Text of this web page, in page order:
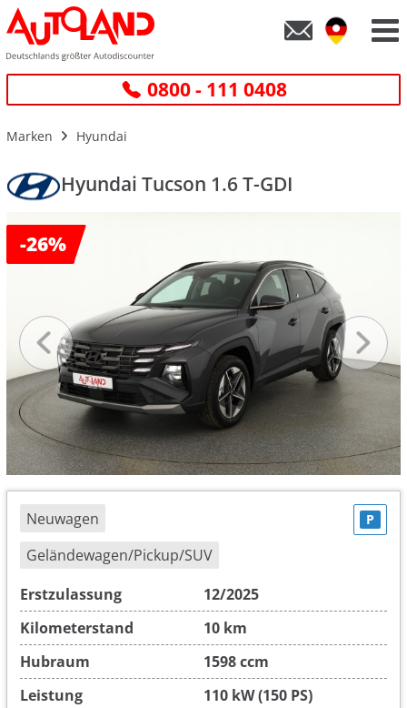
0800 - 111 0408
Marken Hyundai
Hyundai Tucson 1.6 T-GDI
-26%
Neuwagen
Geländewagen/Pickup/SUV
P
Erstzulassung
12/2025
Kilometerstand
10 km
Hubraum
1598 ccm
Leistung
110 kW (150 PS)